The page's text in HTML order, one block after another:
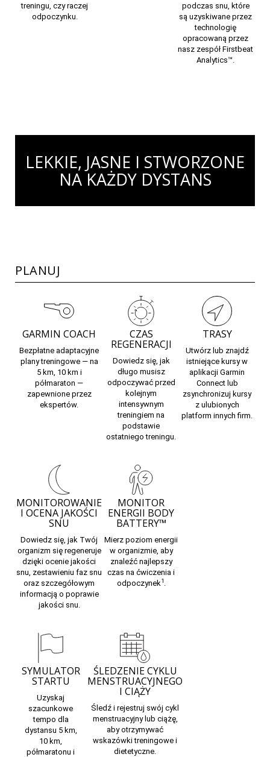
treningu, czy raczej
odpoczynku.
podczas snu, które
są uzyskiwane przez
technologię
opracowaną przez
nasz zespół Firstbeat
Analytics™.
LEKKIE, JASNE I STWORZONE
NA KAŻDY DYSTANS
PLANUJ
GARMIN COACH
Bezpłatne adaptacyjne
plany treningowe — na
5 km, 10 km i
półmaraton —
zapewnione przez
ekspertów.
CZAS
REGENERACJI
Dowiedz się, jak
długo musisz
odpoczywaćprzed
kolejnym
intensywnym
treningiem na
podstawie
ostatniego treningu.
TRASY
Utwórz lub znajdź
istniejące kursy w
aplikacji Garmin
Connectlub
zsynchronizuj kursy
z ulubionych
platform innych firm.
MONITOROWANIE
I OCENA JAKOŚCI
SNU
Dowiedz się, jak Twój
organizm się regeneruje
dzięki ocenie jakości
snu, zestawieniu faz snu
oraz szczegółowym
informacją o poprawie
jakości snu.
MONITOR
ENERGII BODY
BATTERY™
Mierz poziom energii
w organizmie, aby
znaleźć najlepszy
czas na ćwiczenia i
odpoczynek1
SYMULATOR
STARTU
Uzyskaj
szacunkowe
tempo dla
dystansu 5 km,
10 km,
półmaratonu i
ŚLEDZENIE CYKLU
MENSTRUACYJNEGO
I CIĄŻY
Śledź i rejestruj swój cykl
menstruacyjnylub ciążę,
aby otrzymywać
wskazówki treningowe i
dietetyczne.